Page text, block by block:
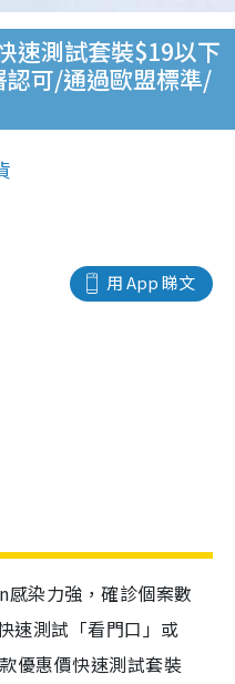
速測試套裝$19以下
認可/通過歐盟標準/
用 App 睇文
染力強，確診個案數
速測試「看門口」或
優惠價快速測試套裝